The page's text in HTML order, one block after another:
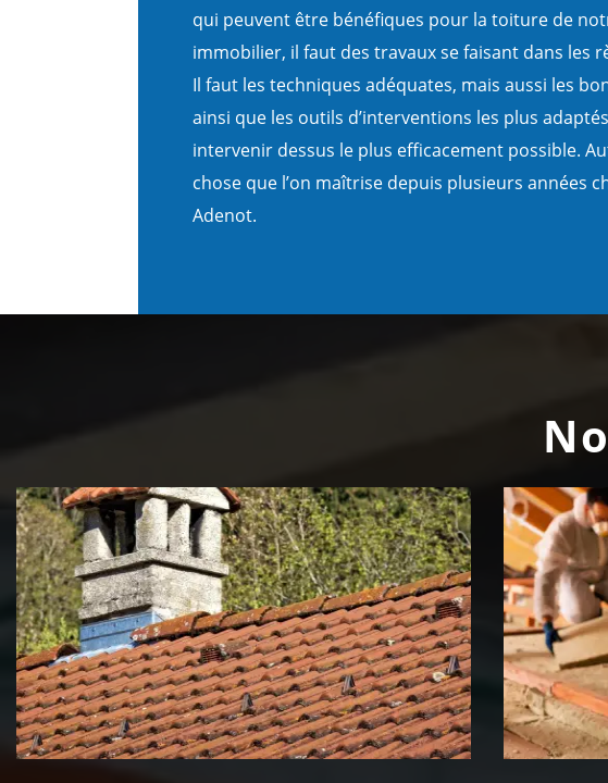
qui peuvent être bénéfiques pour la toiture de
immobilier, il faut des travaux se faisant dans les
Il faut les techniques adéquates, mais aussi les
ainsi que les outils d’interventions les plus
intervenir dessus le plus efficacement possible.
chose que l’on maîtrise depuis plusieurs années
Adenot.
Couvreur zingueur 39 Jura